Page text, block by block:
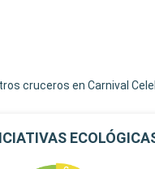
cruceros en Carnival